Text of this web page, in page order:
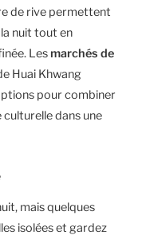
de rive permettent
nuit tout en
Les marchés de
Huai Khwang
pour combiner
dans une
mais quelques
isolées et gardez